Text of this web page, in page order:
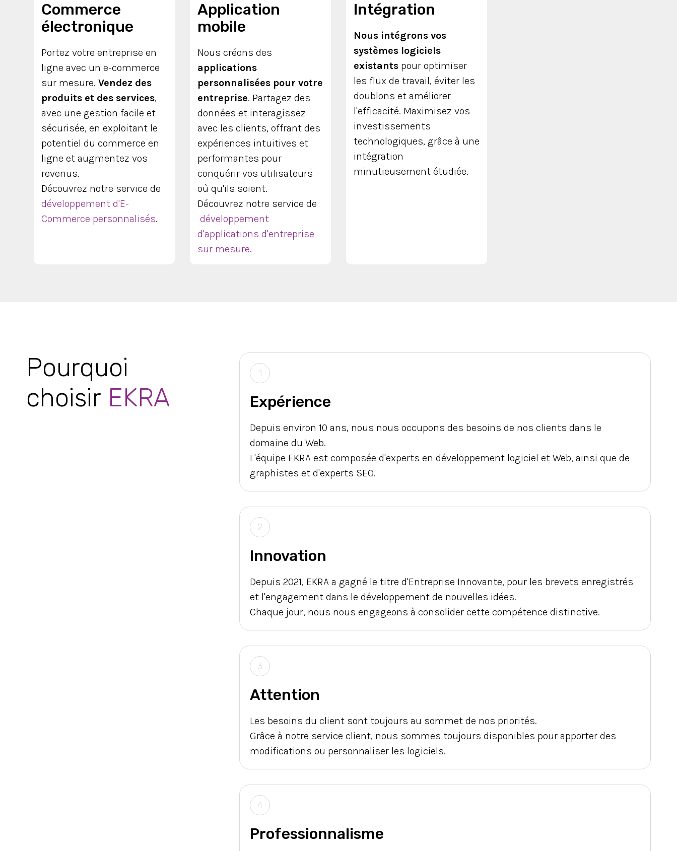
Commerce
électronique
Portez votre entreprise en
ligne avec un e-commerce
sur mesure. Vendez des
produits et des services,
avec une gestion facile et
sécurisée, en exploitant le
potentiel du commerce en
ligne et augmentez vos
revenus.
Découvrez notre service de
développement d'E-
Commerce personnalisés.
Application
mobile
Nous créons des
applications
personnalisées pour votre
entreprise. Partagez des
données et interagissez
avec les clients, offrant des
expériences intuitives et
performantes pour
conquérir vos utilisateurs
où qu'ils soient.
Découvrez notre service de
développement
d'applications d'entreprise
sur mesure.
Intégration
Nous intégrons vos
systèmes logiciels
existants pour optimiser
les flux de travail, éviter les
doublons et améliorer
l'efficacité. Maximisez vos
investissements
technologiques, grâce à une
intégration
minutieusement étudiée.
Pourquoi
choisir EKRA
1
Expérience
Depuis environ 10 ans, nous nous occupons des besoins de nos clients dans le
domaine du Web.
L'équipe EKRA est composée d'experts en développement logiciel et Web, ainsi que de
graphistes et d'experts SEO.
2
Innovation
Depuis 2021, EKRA a gagné le titre d'Entreprise Innovante, pour les brevets enregistrés
et l'engagement dans le développement de nouvelles idées.
Chaque jour, nous nous engageons à consolider cette compétence distinctive.
3
Attention
Les besoins du client sont toujours au sommet de nos priorités.
Grâce à notre service client, nous sommes toujours disponibles pour apporter des
modifications ou personnaliser les logiciels.
4
Professionnalisme